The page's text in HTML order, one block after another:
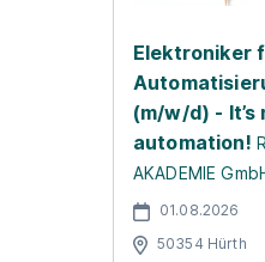
Elektroniker
(m/w/d) - It’s
automation!
AKADEMIE
01.08.2026
50354 Hürth